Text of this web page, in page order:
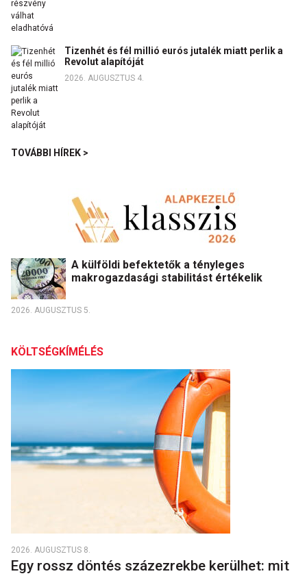
Tizenhét és fél millió eurós jutalék miatt perlik a
Revolut alapítóját
2026. AUGUSZTUS 4.
TOVÁBBI HÍREK >
A külföldi befektetők a tényleges
makrogazdasági stabilitást értékelik
2026. AUGUSZTUS 5.
KÖLTSÉGKÍMÉLÉS
2026. AUGUSZTUS 8.
Egy rossz döntés százezrekbe kerülhet: mit